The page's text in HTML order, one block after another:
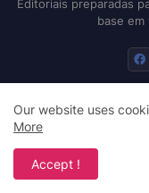
Editoriais preparadas
base em
Free
Our website uses
More
Accept !